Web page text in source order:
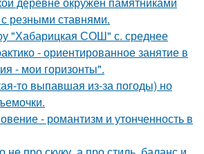
резными ставнями.
"Хабарицкая СОШ" с. среднее
- ориентированное занятие в
- мои горизонты".
то выпавшая из-за погоды) но
- романтизм и утонченность в